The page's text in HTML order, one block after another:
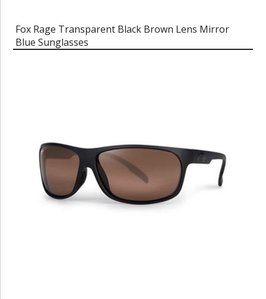
Fox Rage Transparent Black Brown Lens Mirror
Blue Sunglasses